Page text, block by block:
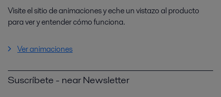
Visite el sitio de animaciones y eche un vistazo al producto
para ver y entender cómo funciona.
Ver animaciones
Suscríbete - near Newsletter